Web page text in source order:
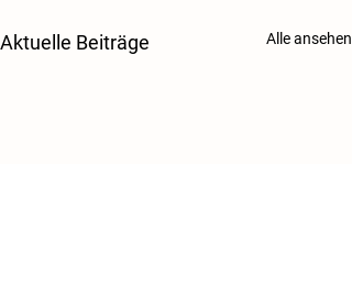
Aktuelle Beiträge Alle ansehen